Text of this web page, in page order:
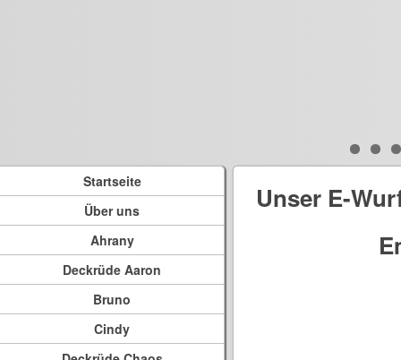
Startseite
Über uns
Ahrany
Deckrüde Aaron
Bruno
Cindy
Unser E-